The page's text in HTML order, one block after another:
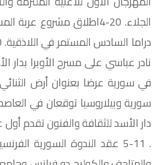
الجلاء. 20-4اطلاق
دار الأسد للثقافة والفنون تقدم
. 11-5 عقد الندوة السورية